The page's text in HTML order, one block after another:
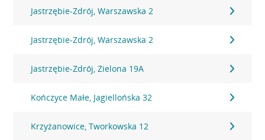
Jastrzębie-Zdrój, Warszawska 2
Jastrzębie-Zdrój, Warszawska 2
Jastrzębie-Zdrój, Zielona 19A
Kończyce Małe, Jagiellońska 32
Krzyżanowice, Tworkowska 12